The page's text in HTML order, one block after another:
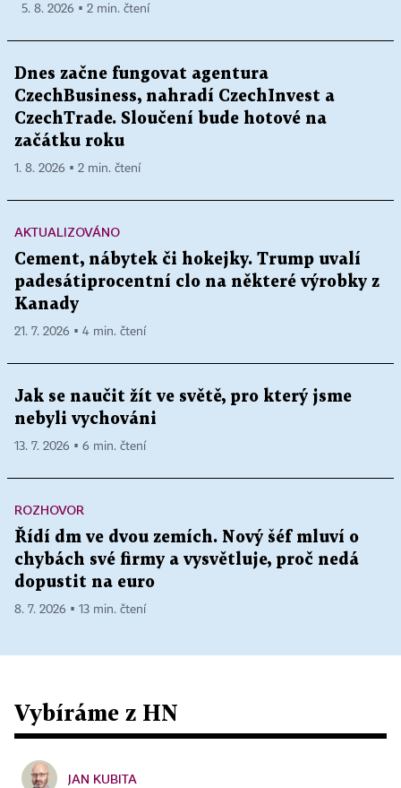
5. 8. 2026 ▪ 2 min. čtení
Dnes začne fungovat agentura
CzechBusiness, nahradí CzechInvest a
CzechTrade. Sloučení bude hotové na
začátku roku
1. 8. 2026 ▪ 2 min. čtení
AKTUALIZOVÁNO
Cement, nábytek či hokejky. Trump uvalí
padesátiprocentní clo na některé výrobky z
Kanady
21. 7. 2026 ▪ 4 min. čtení
Jak se naučit žít ve světě, pro který jsme
nebyli vychováni
13. 7. 2026 ▪ 6 min. čtení
ROZHOVOR
Řídí dm ve dvou zemích. Nový šéf mluví o
chybách své firmy a vysvětluje, proč nedá
dopustit na euro
8. 7. 2026 ▪ 13 min. čtení
Vybíráme z HN
JAN KUBITA